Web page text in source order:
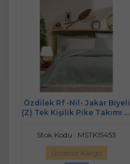
Özdilek Rf -Nil- Jakar Biyeli
(Z) Tek Kişilik Pike Takımı (2
Stok Kodu : MSTK15453
Ücretsiz Kargo